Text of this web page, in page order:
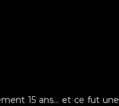
15 ans… et ce fut une